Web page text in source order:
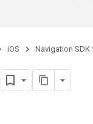
iOS Navigation SDK